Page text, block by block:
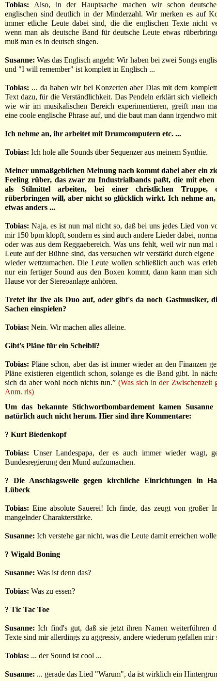
Tobias: Also, in der Hauptsache machen wir schon
englischen sind deutlich in der Minderzahl. Wir merken es auf
immer etliche Leute dabei sind, die die englischen Texte nicht
wenn man als deutsche Band für deutsche Leute etwas
muß man es in deutsch singen.
Susanne: Was das Englisch angeht: Wir haben bei zwei Songs
und "I will remember" ist komplett in Englisch ...
Tobias: ... da haben wir bei Konzerten aber Dias mit dem
Text dazu, für die Verständlichkeit. Das Pendeln erklärt sich
wie wir im musikalischen Bereich experimentieren, greift man
eine coole englische Phrase auf, und die baut man dann irgendwo
Ich nehme an, ihr arbeitet mit Drumcomputern etc. ...
Tobias: Ich hole alle Sounds über Sequenzer aus meinem Synthie.
Meiner unmaßgeblichen Meinung nach kommt dabei aber ein
Feeling rüber, das zwar zu Industrialbands paßt, die mit eben
als Stilmittel arbeiten, bei einer christlichen Truppe,
rüberbringen will, aber nicht so glücklich wirkt. Ich nehme
etwas anders ...
Tobias: Naja, es ist nun mal nicht so, daß bei uns jedes Lied von
mir 150 bpm klopft, sondern es sind auch andere Lieder dabei,
oder was aus dem Reggaebereich. Was uns fehlt, weil wir nun mal
Leute auf der Bühne sind, das versuchen wir verstärkt durch eigene
wieder wettzumachen. Die Leute wollen schließlich auch was
nur ein fertiger Sound aus den Boxen kommt, dann kann man
Hause vor der Stereoanlage anhören.
Tretet ihr live als Duo auf, oder gibt's da noch Gastmusiker,
Sachen einspielen?
Tobias: Nein. Wir machen alles alleine.
Gibt's Pläne für ein Scheibli?
Tobias: Pläne schon, aber das ist immer wieder an den Finanzen
Pläne existieren eigentlich schon, solange es die Band gibt. In
sich da aber wohl noch nichts tun.” (Was sich in der Zwischenzeit
Anm. rls)
Um das bekannte Stichwortbombardement kamen
natürlich auch nicht herum. Hier sind ihre Kommentare:
? Kurt Biedenkopf
Tobias: Unser Landespapa, der es auch immer wieder wagt,
Bundesregierung den Mund aufzumachen.
? Die Anschlagswelle gegen kirchliche Einrichtungen in
Lübeck
Tobias: Eine absolute Sauerei! Ich finde, das zeugt von großer
mangelnder Charakterstärke.
Susanne: Ich verstehe gar nicht, was die Leute damit erreichen
? Wigald Boning
Susanne: Was ist denn das?
Tobias: Was zu essen?
? Tic Tac Toe
Susanne: Ich find's gut, daß sie jetzt ihren Namen weiterführen
Texte sind mir allerdings zu aggressiv, andere wiederum gefallen mir
Tobias: ... der Sound ist cool ...
Susanne: ... gerade das Lied "Warum", da ist wirklich ein